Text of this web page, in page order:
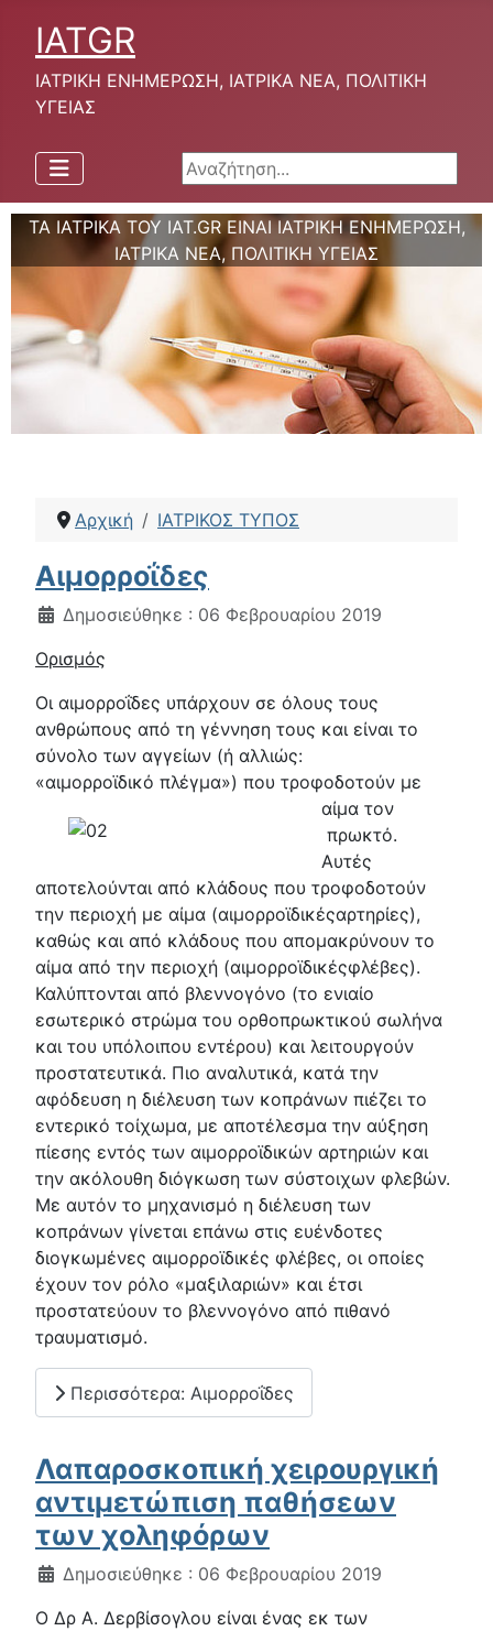
IATGR
ΙΑΤΡΙΚΗ ΕΝΗΜΕΡΩΣΗ, ΙΑΤΡΙΚΑ ΝΕΑ, ΠΟΛΙΤΙΚΗ
ΥΓΕΙΑΣ
Αναζήτηση...
ΤΑ ΙΑΤΡΙΚΑ ΤΟΥ IAT.GR ΕΙΝΑΙ ΙΑΤΡΙΚΗ ΕΝΗΜΕΡΩΣΗ,
ΙΑΤΡΙΚΑ ΝΕΑ, ΠΟΛΙΤΙΚΗ ΥΓΕΙΑΣ
Αρχική ΙΑΤΡΙΚΟΣ ΤΥΠΟΣ
Αιμορροΐδες
Λεπτομέρειες
Δημοσιεύθηκε : 06 Φεβρουαρίου 2019
Ορισμός
Οι αιμορροΐδες υπάρχουν σε όλους τους
ανθρώπους από τη γέννηση τους και είναι το
σύνολο των αγγείων (ή αλλιώς:
«αιμορροϊδικό πλέγμα») που τροφοδοτούν με
αίμα τον
πρωκτό.
Αυτές
αποτελούνται από κλάδους που τροφοδοτούν
την περιοχή με αίμα (αιμορροϊδικέςαρτηρίες),
καθώς και από κλάδους που απομακρύνουν το
αίμα από την περιοχή (αιμορροϊδικέςφλέβες).
Καλύπτονται από βλεννογόνο (το ενιαίο
εσωτερικό στρώμα του ορθοπρωκτικού σωλήνα
και του υπόλοιπου εντέρου) και λειτουργούν
προστατευτικά. Πιο αναλυτικά, κατά την
αφόδευση η διέλευση των κοπράνων πιέζει το
εντερικό τοίχωμα, με αποτέλεσμα την αύξηση
πίεσης εντός των αιμορροϊδικών αρτηριών και
την ακόλουθη διόγκωση των σύστοιχων φλεβών.
Με αυτόν το μηχανισμό η διέλευση των
κοπράνων γίνεται επάνω στις ευένδοτες
διογκωμένες αιμορροϊδικές φλέβες, οι οποίες
έχουν τον ρόλο «μαξιλαριών» και έτσι
προστατεύουν το βλεννογόνο από πιθανό
τραυματισμό.
Περισσότερα: Αιμορροΐδες
Λαπαροσκοπική χειρουργική
αντιμετώπιση παθήσεων
των χοληφόρων
Λεπτομέρειες
Δημοσιεύθηκε : 06 Φεβρουαρίου 2019
O Δρ Α. Δερβίσογλου είναι ένας εκ των